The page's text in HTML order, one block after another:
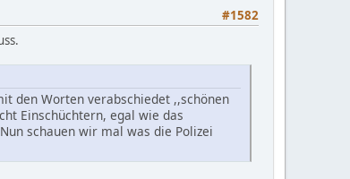
#1582
den Worten verabschiedet ,,schönen
Einschüchtern, egal wie das
schauen wir mal was die Polizei